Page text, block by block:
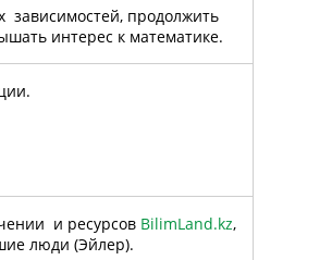
зависимостей, продолжить
интерес к математике.
и ресурсов BilimLand.kz,
люди (Эйлер).